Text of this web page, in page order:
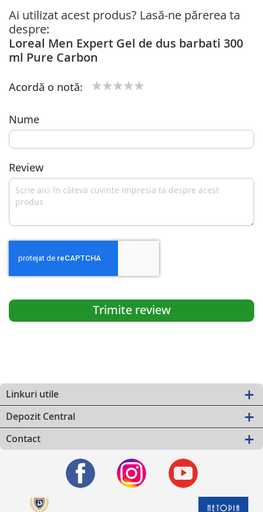
Ai utilizat acest produs? Lasă-ne părerea ta
despre:
Loreal Men Expert Gel de dus barbati 300
ml Pure Carbon
Acordă o notă:
Nume
Review
Trimite review
Linkuri utile
Depozit Central
Contact